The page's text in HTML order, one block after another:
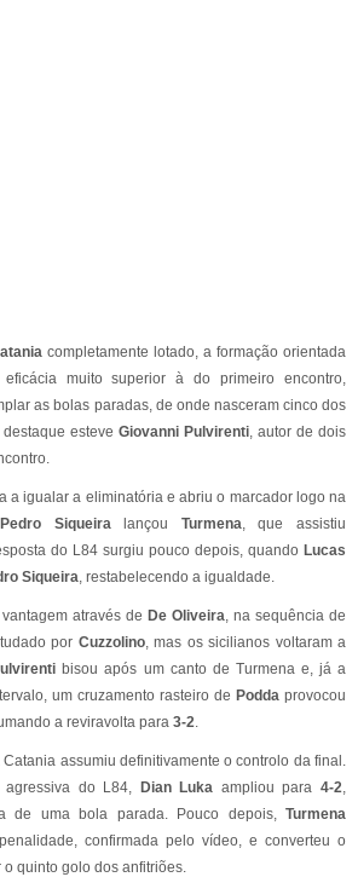
completamente lotado, a formação orientada
muito superior à do primeiro encontro,
as bolas paradas, de onde nasceram cinco dos
esteve Giovanni Pulvirenti, autor de dois
a igualar a eliminatória e abriu o marcador logo na
Pedro Siqueiralançou Turmena, que assistiu
do L84 surgiu pouco depois, quando Lucas
Siqueira, restabelecendo a igualdade.
através de De Oliveira, na sequência de
por Cuzzolino, mas os sicilianos voltaram a
bisou após um canto de Turmena e, já a
um cruzamento rasteiro de Podda provocou
a reviravolta para 3-2.
assumiu definitivamente o controlo da final.
do L84,
Dian Luka ampliou para4-2,
de uma bola parada. Pouco depois, Turmena
confirmada pelo vídeo, e converteu o
quinto golo dos anfitriões.